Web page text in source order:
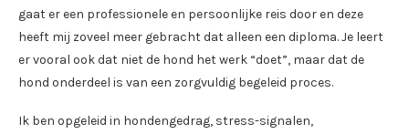
gaat er een professionele en persoonlijke reis door en deze
heeft mij zoveel meer gebracht dat alleen een diploma. Je leert
er vooral ook dat niet de hond het werk “doet”, maar dat de
hond onderdeel is van een zorgvuldig begeleid proces.
Ik ben opgeleid in hondengedrag, stress-signalen,